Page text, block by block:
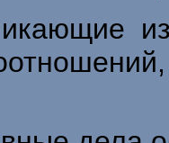
из